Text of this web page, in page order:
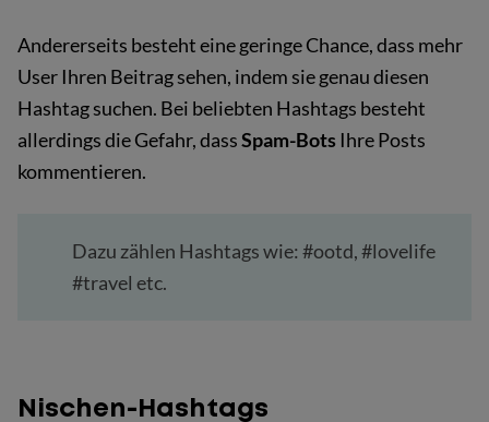
Andererseits besteht eine geringe Chance, dass mehr
User Ihren Beitrag sehen, indem sie genau diesen
Hashtag suchen. Bei beliebten Hashtags besteht
allerdings die Gefahr, dassSpam-Bots Ihre Posts
kommentieren.
Dazu zählen Hashtags wie: #ootd, #lovelife
#travel etc.
Nischen-Hashtags